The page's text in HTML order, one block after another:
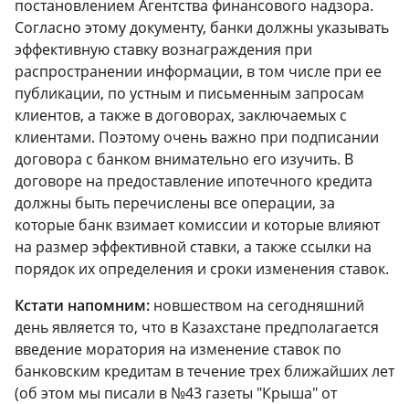
постановлением Агентства финансового надзора.
Согласно этому документу, банки должны указывать
эффективную ставку вознаграждения при
распространении информации, в том числе при ее
публикации, по устным и письменным запросам
клиентов, а также в договорах, заключаемых с
клиентами. Поэтому очень важно при подписании
договора с банком внимательно его изучить. В
договоре на предоставление ипотечного кредита
должны быть перечислены все операции, за
которые банк взимает комиссии и которые влияют
на размер эффективной ставки, а также ссылки на
порядок их определения и сроки изменения ставок.
Кстати напомним: новшеством на сегодняшний
день является то, что в Казахстане предполагается
введение моратория на изменение ставок по
банковским кредитам в течение трех ближайших лет
(об этом мы писали в №43 газеты "Крыша" от